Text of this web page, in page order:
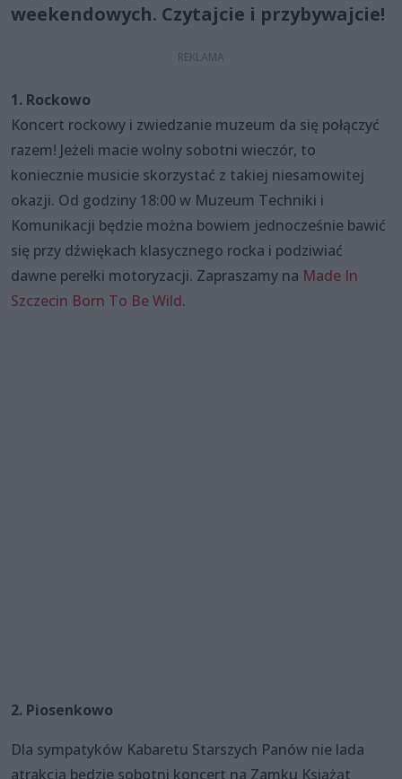
weekendowych. Czytajcie i przybywajcie!
1. Rockowo
Koncert rockowy i zwiedzanie muzeum da się połączyć
razem! Jeżeli macie wolny sobotni wieczór, to
koniecznie musicie skorzystać z takiej niesamowitej
okazji. Od godziny 18:00 w Muzeum Techniki i
Komunikacji będzie można bowiem jednocześnie bawić
się przy dźwiękach klasycznego rocka i podziwiać
dawne perełki motoryzacji. Zapraszamy na Made In
Szczecin Born To Be Wild.
2. Piosenkowo
Dla sympatyków Kabaretu Starszych Panów nie lada
atrakcją będzie sobotni koncert na Zamku Książąt